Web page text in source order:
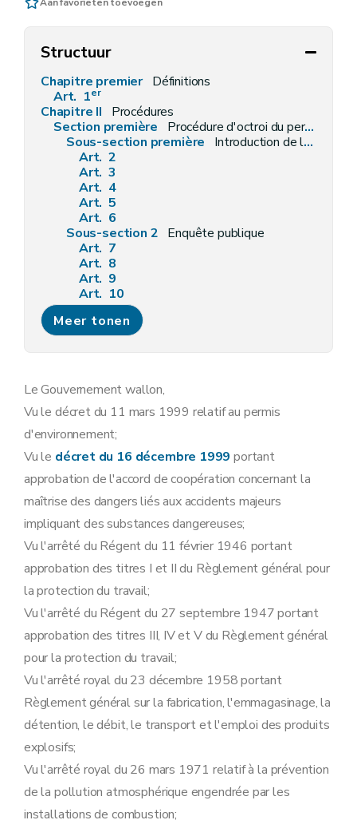
Structuur
Chapitre premier Définitions
Art. 1er
Chapitre II
Procédures
Section première
Procédure d'octroi du permis d'environnement
Sous-section première
Introduction de la demande
Art. 2
Art. 3
Art. 4
Art. 5
Art. 6
Sous-section 2 Enquête publique
Art. 7
Art. 8
Art. 9
Art. 10
Art. 11
Art. 12
Art. 13
Art. 15
Art. 17
Sous-section 4
Art. 18
Sous-section 5 Contenu du permis d'environnement
Art. 19
Sous-section 6
Modalités d'instruction des recours dirigés contre les décisions relatives aux demandes de permis d'environnement
Art. 20
Art. 21
Art. 22
Art. 23
Art. 24
Art. 25
Art. 26
Sous-section 7
Tenue des registres des permis d'environnement
Art. 27
Art. 28
Art. 29
Section 2
Procédure d'octroi du permis unique
Sous-section première Introduction de la demande
Art. 30
Art. 31
Art. 32
Art. 34
Sous-section 2 Enquête publique
Art. 35
Art. 36
Meer tonen
Le Gouvernement wallon,
Vu le décret du 11 mars 1999 relatif au permis
d'environnement;
Vu le décret du 16 décembre 1999 portant
approbation de l'accord de coopération concernant la
maîtrise des dangers liés aux accidents majeurs
impliquant des substances dangereuses;
Vu l'arrêté du Régent du 11 février 1946 portant
approbation des titres I et II du Règlement général pour
la protection du travail;
Vu l'arrêté du Régent du 27 septembre 1947 portant
approbation des titres III, IV et V du Règlement général
pour la protection du travail;
Vu l'arrêté royal du 23 décembre 1958 portant
Règlement général sur la fabrication, l'emmagasinage, la
détention, le débit, le transport et l'emploi des produits
explosifs;
Vu l'arrêté royal du 26 mars 1971 relatif à la prévention
de la pollution atmosphérique engendrée par les
installations de combustion;